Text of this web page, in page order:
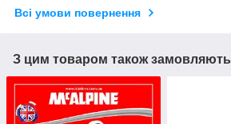
Всі умови повернення
З цим товаром також замовляють